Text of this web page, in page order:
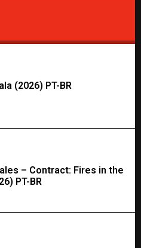
(2026) PT-BR
– Contract: Fires in the
PT-BR